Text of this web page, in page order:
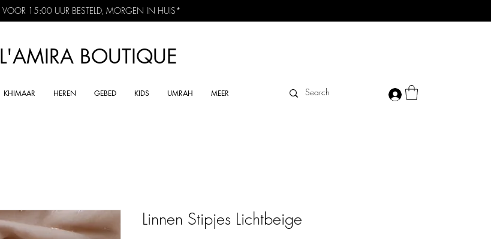
VOOR 15:00 UUR BESTELD, MORGEN IN HUIS*
L'AMIRA BOUTIQUE
KHIMAAR HEREN GEBED KIDS UMRAH MEER
Linnen Stipjes Lichtbeige